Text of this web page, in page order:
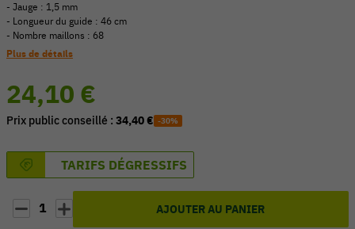
V
- Jauge : 1,5 mm
- Longueur du guide : 46 cm
- Nombre maillons : 68
Plus de détails
24,10 €
Prix public conseillé : 34,40 € -30%
TARIFS DÉGRESSIFS
1 AJOUTER AU PANIER